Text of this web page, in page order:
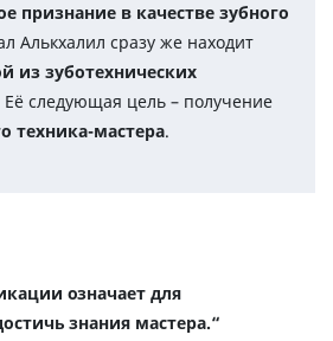
признание в качестве зубного
Алькхалил сразу же находит
из зуботехнических
Её следующая цель – получение
техника-мастера.
означает для
знания мастера.“